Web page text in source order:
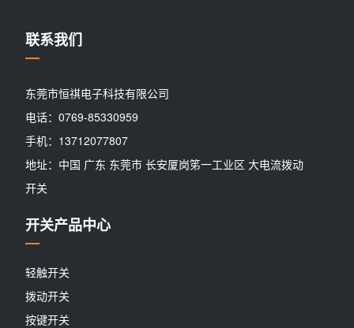
联系我们
东莞市恒祺电子科技有限公司
电话：0769-85330959
手机：13712077807
地址：中国 广东 东莞市 长安厦岗笫一工业区 大电流拨动
开关
开关产品中心
轻触开关
拨动开关
按键开关